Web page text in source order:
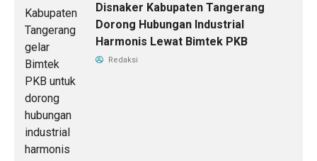
Disnaker Kabupaten Tangerang
Dorong Hubungan Industrial
Harmonis Lewat Bimtek PKB
Redaksi